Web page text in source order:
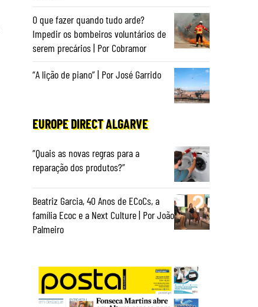
O que fazer quando tudo arde?
Impedir os bombeiros voluntários de
serem precários | Por Cobramor
“A lição de piano” | Por José Garrido
EUROPE DIRECT ALGARVE
“Quais as novas regras para a
reparação dos produtos?”
Beatriz Garcia, 40 Anos de ECoCs, a
família Ecoc e a Next Culture | Por João
Palmeiro